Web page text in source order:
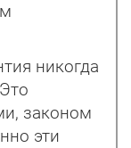
никогда
законом
эти